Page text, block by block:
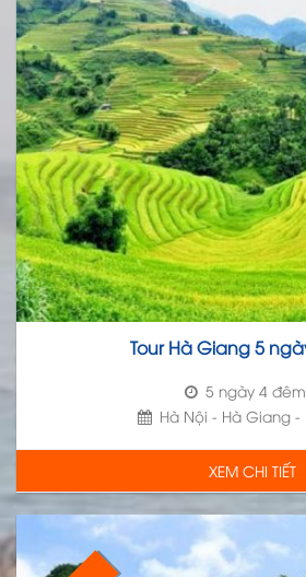
Tour Hà Giang 5
5 ngày 4 đêm
Hà Nội - Hà Giang -
XEM CHI TIẾT